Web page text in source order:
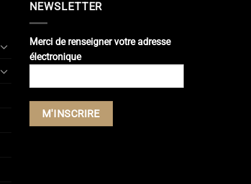
NEWSLETTER
Merci de renseigner votre adresse
électronique